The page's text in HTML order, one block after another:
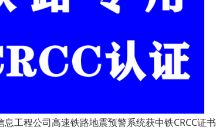
息工程公司高速铁路地震预警系统获中铁CRCC证书